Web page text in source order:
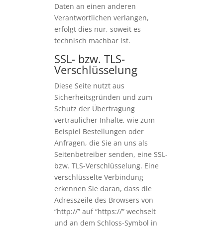
Daten an einen anderen
Verantwortlichen verlangen,
erfolgt dies nur, soweit es
technisch machbar ist.
SSL- bzw. TLS-
Verschlüsselung
Diese Seite nutzt aus
Sicherheitsgründen und zum
Schutz der Übertragung
vertraulicher Inhalte, wie zum
Beispiel Bestellungen oder
Anfragen, die Sie an uns als
Seitenbetreiber senden, eine SSL-
bzw. TLS-Verschlüsselung. Eine
verschlüsselte Verbindung
erkennen Sie daran, dass die
Adresszeile des Browsers von
“http://” auf “https://” wechselt
und an dem Schloss-Symbol in